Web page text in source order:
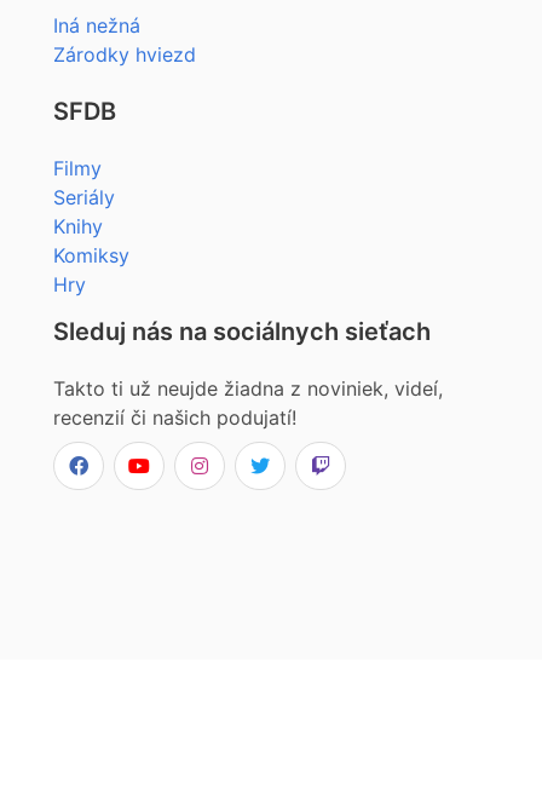
Iná nežná
Zárodky hviezd
SFDB
Filmy
Seriály
Knihy
Komiksy
Hry
Sleduj nás na sociálnych sieťach
Takto ti už neujde žiadna z noviniek, videí,
recenzií či našich podujatí!